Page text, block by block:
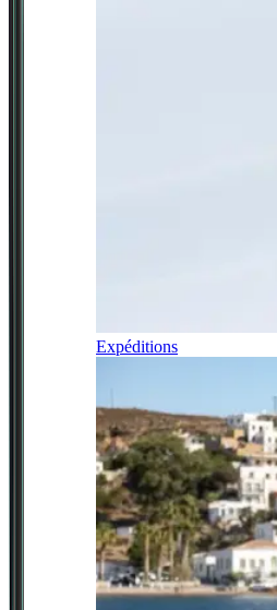
Expéditions